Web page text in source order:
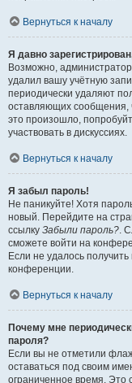
Вернуться к началу
Я давно
Возможно,
удалил вашу учётную
периодически удаляют
оставляющих сообщения,
это произошло,
участвовать в дискуссиях.
Вернуться к началу
Я забыл пароль!
Не паникуйте! Хотя
новый. Перейдите на
ссылку Забыли пароль?.
сможете войти на
Если не удалось
конференции.
Вернуться к началу
Почему мне
пароля?
Если вы не отметили
оставаться под своим
ограниченное время. Это